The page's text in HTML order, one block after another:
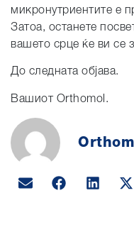
микронутриентите е
Затоа, останете
вашето срце ќе ви се
До следната објава.
Вашиот Orthomol.